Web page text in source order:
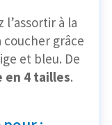
l’assortir à la
grâce
et bleu. De
en 4 tailles.